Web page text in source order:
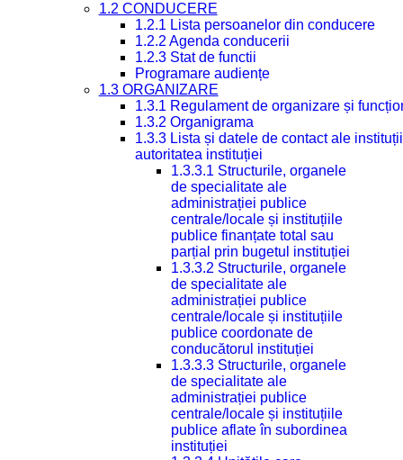
1.2 CONDUCERE
1.2.1 Lista persoanelor din conducere
1.2.2 Agenda conducerii
1.2.3 Stat de functii
Programare audiențe
1.3 ORGANIZARE
1.3.1 Regulament de organizare și
1.3.2 Organigrama
1.3.3 Lista și datele de contact ale
autoritatea instituției
1.3.3.1 Structurile, organele
de specialitate ale
administrației publice
centrale/locale și instituțiile
publice finanțate total sau
parțial prin bugetul instituției
1.3.3.2 Structurile, organele
de specialitate ale
administrației publice
centrale/locale și instituțiile
publice coordonate de
conducătorul instituției
1.3.3.3 Structurile, organele
de specialitate ale
administrației publice
centrale/locale și instituțiile
publice aflate în subordinea
instituției